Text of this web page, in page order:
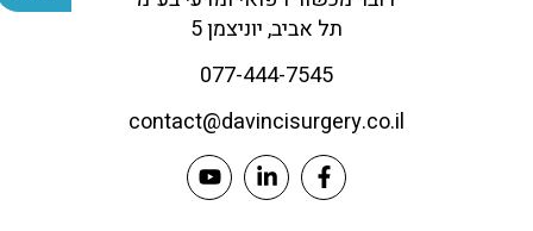
תל אביב, יוניצמן 5
077-444-7545
contact@davincisurgery.co.il